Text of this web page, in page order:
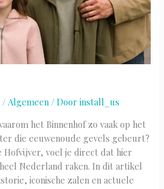
/Algemeen / Doorinstall_us
het Binnenhof zo vaak op het
die eeuwenoude gevels gebeurt?
Hofvijver, voel je direct dat hier
Nederland raken. In dit artikel
iconische zalen en actuele